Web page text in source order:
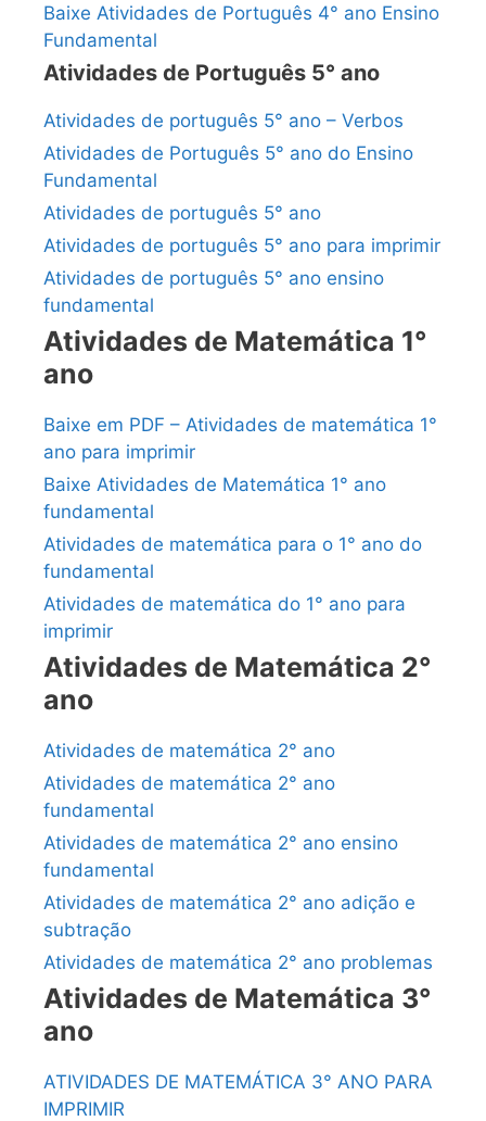
Baixe Atividades de Português 4° ano Ensino
Fundamental
Atividades de Português 5° ano
Atividades de português 5° ano – Verbos
Atividades de Português 5° ano do Ensino
Fundamental
Atividades de português 5° ano
Atividades de português 5° ano para imprimir
Atividades de português 5° ano ensino
fundamental
Atividades de Matemática 1°
ano
Baixe em PDF – Atividades de matemática 1°
ano para imprimir
Baixe Atividades de Matemática 1° ano
fundamental
Atividades de matemática para o 1° ano do
fundamental
Atividades de matemática do 1° ano para
imprimir
Atividades de Matemática 2°
ano
Atividades de matemática 2° ano
Atividades de matemática 2° ano
fundamental
Atividades de matemática 2° ano ensino
fundamental
Atividades de matemática 2° ano adição e
subtração
Atividades de matemática 2° ano problemas
Atividades de Matemática 3°
ano
ATIVIDADES DE MATEMÁTICA 3° ANO PARA
IMPRIMIR